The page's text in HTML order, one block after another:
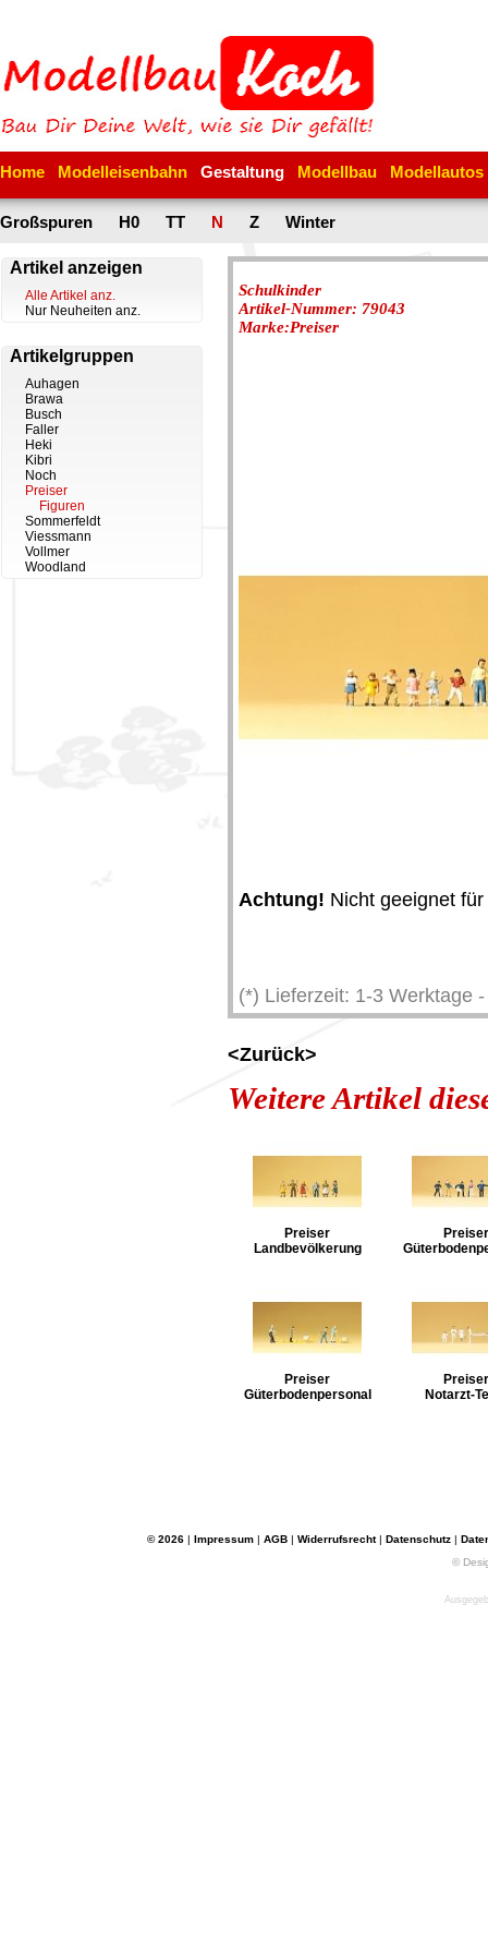
Home Modelleisenbahn Gestaltung Modellbau Modellautos
Großspuren H0 TT N Z Winter
Artikel anzeigen
Alle Artikel anz.
Nur Neuheiten anz.
Artikelgruppen
Auhagen
Brawa
Busch
Faller
Heki
Kibri
Noch
Preiser
Figuren
Sommerfeldt
Viessmann
Vollmer
Woodland
Schulkinder
Artikel-Nummer: 79043
Marke:Preiser
Achtung! Nicht geeignet
(*) Lieferzeit: 1-3 Werktage
<Zurück>
Weitere Artikel
Preiser
Landbevölkerung
Preiser
Preiser
Güterbodenpersonal
Preiser
Notarzt-
© 2026 | Impressum | AGB | Widerrufsrecht| Datenschutz |
©